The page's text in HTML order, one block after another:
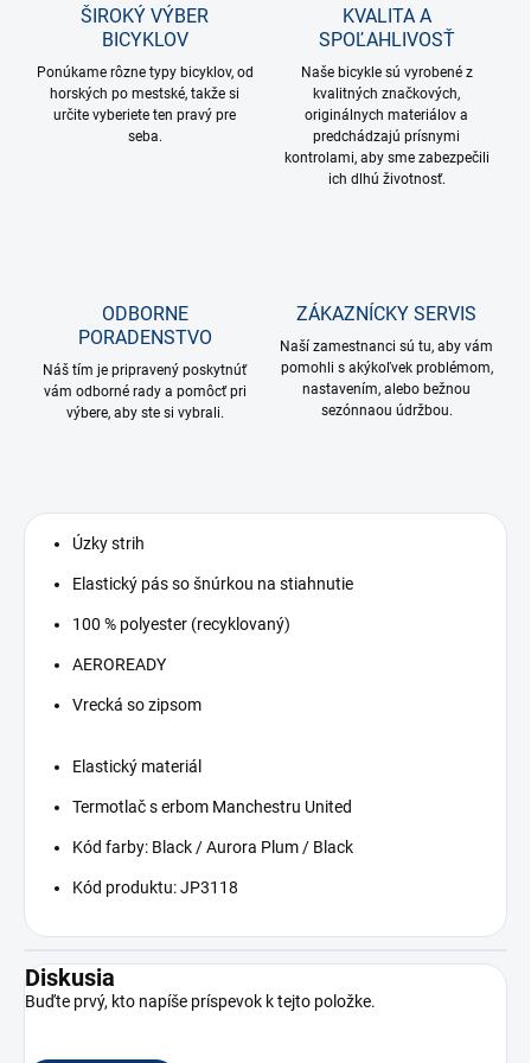
ŠIROKÝ VÝBER
BICYKLOV
Ponúkame rôzne typy bicyklov, od
horských po mestské, takže si
určite vyberiete ten pravý pre
seba.
KVALITA A
SPOĽAHLIVOSŤ
Naše bicykle sú vyrobené z
kvalitných značkových,
originálnych materiálov a
predchádzajú prísnymi
kontrolami, aby sme zabezpečili
ich dlhú životnosť.
ODBORNE
PORADENSTVO
Náš tím je pripravený poskytnúť
vám odborné rady a pomôcť pri
výbere, aby ste si vybrali.
ZÁKAZNÍCKY SERVIS
Naší zamestnanci sú tu, aby vám
pomohli s akýkoľvek problémom,
nastavením, alebo bežnou
sezónnaou údržbou.
Úzky strih
Elastický pás so šnúrkou na stiahnutie
100 % polyester (recyklovaný)
AEROREADY
Vrecká so zipsom
Elastický materiál
Termotlač s erbom Manchestru United
Kód farby: Black / Aurora Plum / Black
Kód produktu: JP3118
Diskusia
Buďte prvý, kto napíše príspevok k tejto položke.